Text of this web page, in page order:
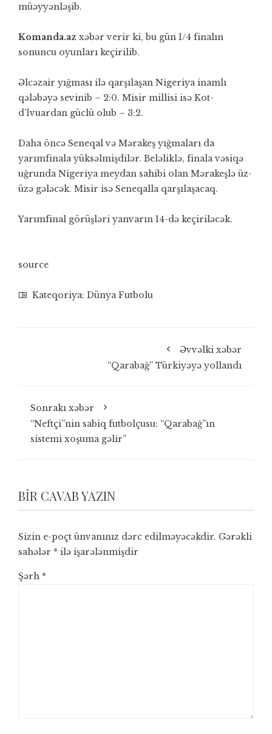
müəyyənləşib.
Komanda.az xəbər verir ki, bu gün 1/4 finalın
sonuncu oyunları keçirilib.
Əlcəzair yığması ilə qarşılaşan Nigeriya inamlı
qələbəyə sevinib – 2:0. Misir millisi isə Kot-
d’İvuardan güclü olub – 3:2.
Daha öncə Seneqal və Mərakeş yığmaları da
yarımfinala yüksəlmişdilər. Beləliklə, finala vəsiqə
uğrunda Nigeriya meydan sahibi olan Mərakeşlə üz-
üzə gələcək. Misir isə Seneqalla qarşılaşacaq.
Yarımfinal görüşləri yanvarın 14-də keçiriləcək.
source
Kateqoriya: Dünya Futbolu
Əvvəlki xəbər
“Qarabağ” Türkiyəyə yollandı
Sonrakı xəbər
“Neftçi”nin sabiq futbolçusu: “Qarabağ”ın
sistemi xoşuma gəlir”
BIR CAVAB YAZIN
Sizin e-poçt ünvanınız dərc edilməyəcəkdir. Gərəkli
sahələr * ilə işarələnmişdir
Şərh *